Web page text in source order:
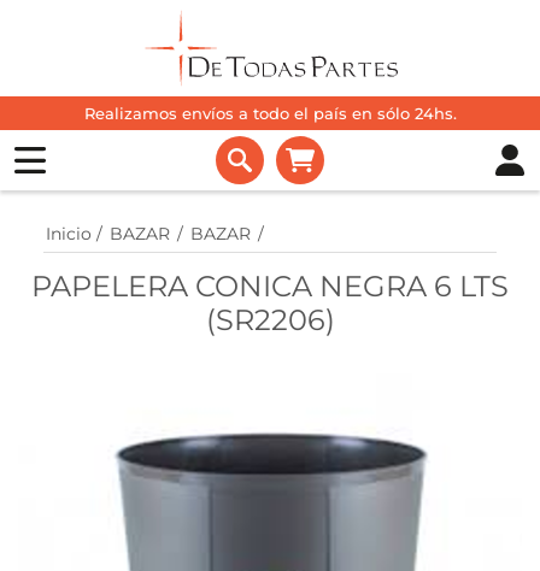
Realizamos envíos a todo el país en sólo 24hs.
Inicio / BAZAR / BAZAR /
PAPELERA CONICA NEGRA 6 LTS
(SR2206)